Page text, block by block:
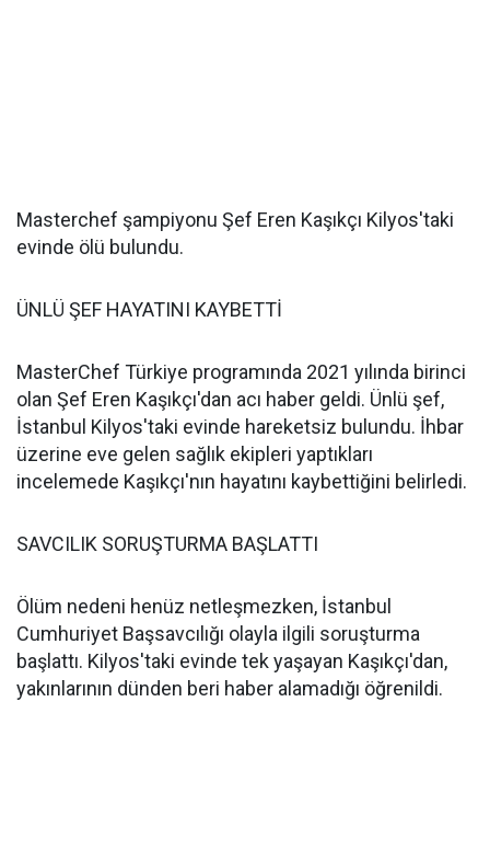
Masterchef şampiyonu Şef Eren Kaşıkçı Kilyos'taki
evinde ölü bulundu.
ÜNLÜ ŞEF HAYATINI KAYBETTİ
MasterChef Türkiye programında 2021 yılında birinci
olan Şef Eren Kaşıkçı'dan acı haber geldi. Ünlü şef,
İstanbul Kilyos'taki evinde hareketsiz bulundu. İhbar
üzerine eve gelen sağlık ekipleri yaptıkları
incelemede Kaşıkçı'nın hayatını kaybettiğini belirledi.
SAVCILIK SORUŞTURMA BAŞLATTI
Ölüm nedeni henüz netleşmezken, İstanbul
Cumhuriyet Başsavcılığı olayla ilgili soruşturma
başlattı. Kilyos'taki evinde tek yaşayan Kaşıkçı'dan,
yakınlarının dünden beri haber alamadığı öğrenildi.